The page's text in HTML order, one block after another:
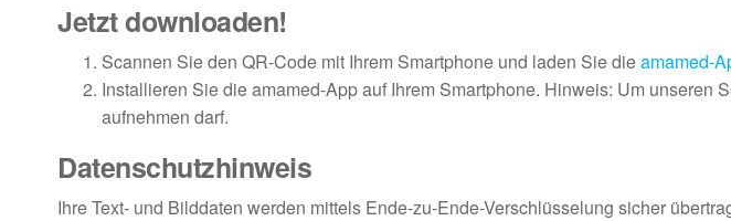
Jetzt downloaden!
Scannen Sie den QR-Code mit Ihrem Smartphone und laden Sie dieamamed-
Installieren Sie die amamed-App auf Ihrem Smartphone. Hinweis: Um
aufnehmen darf.
Datenschutzhinweis
Ihre Text- und Bilddaten werden mittels Ende-zu-Ende-Verschlüsselung sicher